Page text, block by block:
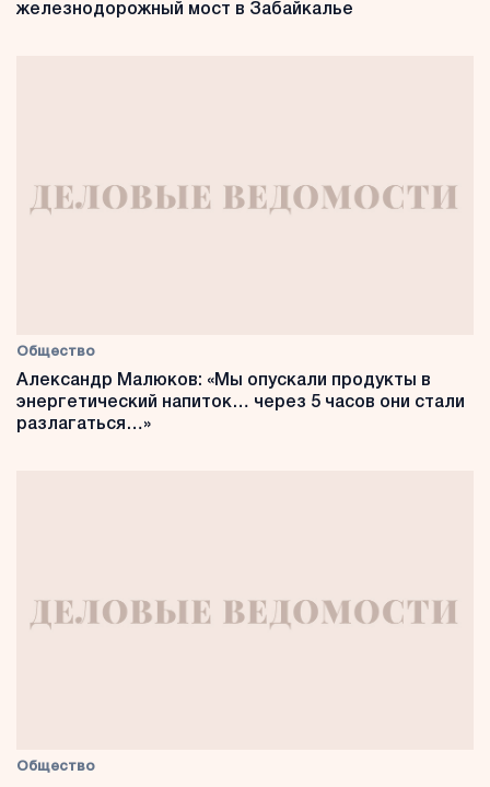
железнодорожный мост в Забайкалье
Общество
Александр Малюков: «Мы опускали продукты в
энергетический напиток… через 5 часов они стали
разлагаться…»
Общество